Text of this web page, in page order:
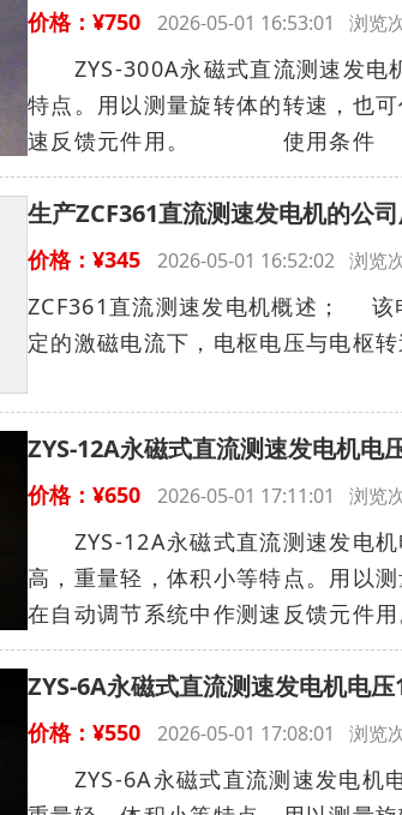
价格：¥750 2026-05-01 16:53:01 浏览
ZYS-300A永磁式直流测速发电
特点。用以测量旋转体的转速，也
速反馈元件用。 使用条件
生产ZCF361直流测速发电机的公
价格：¥345 2026-05-01 16:52:02 浏览
ZCF361直流测速发电机概述； 该
定的激磁电流下，电枢电压与电枢
ZYS-12A永磁式直流测速发电机电
价格：¥650 2026-05-01 17:11:01 浏览
ZYS-12A永磁式直流测速发电机
高，重量轻，体积小等特点。用以
在自动调节系统中作测速反馈元
ZYS-6A永磁式直流测速发电机电
价格：¥550 2026-05-01 17:08:01 浏览
ZYS-6A永磁式直流测速发电机